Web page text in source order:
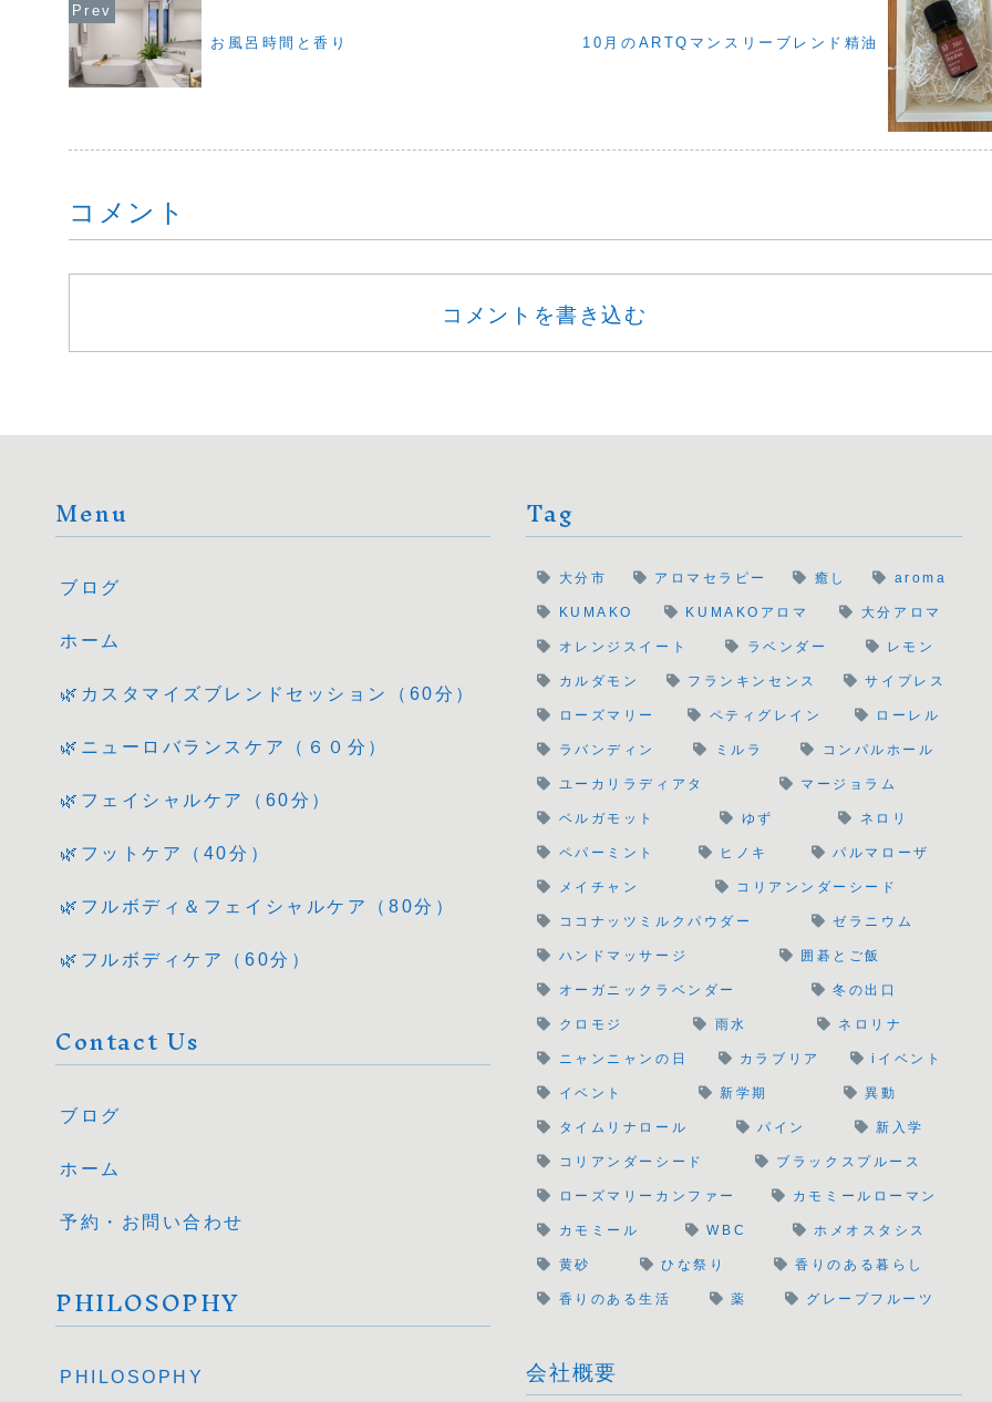
お風呂時間と香り 10月のARTQマンスリーブレンド精油
コメント
コメントを書き込む
Menu
ブログ
ホーム
🌿カスタマイズブレンドセッション（60分）
🌿ニューロバランスケア（６０分）
🌿フェイシャルケア（60分）
🌿フットケア（40分）
🌿フルボディ＆フェイシャルケア（80分）
🌿フルボディケア（60分）
Contact Us
ブログ
ホーム
予約・お問い合わせ
PHILOSOPHY
PHILOSOPHY
Tag
大分市 アロマセラピー 癒し aroma
KUMAKO KUMAKOアロマ 大分アロマ
オレンジスイート ラベンダー レモン
カルダモン フランキンセンス サイプレス
ローズマリー ペティグレイン ローレル
ラバンディン ミルラ コンパルホール
ユーカリラディアタ マージョラム
ベルガモット ゆず ネロリ
ペパーミント ヒノキ パルマローザ
メイチャン コリアンンダーシード
ココナッツミルクパウダー ゼラニウム
ハンドマッサージ 囲碁とご飯
オーガニックラベンダー 冬の出口
クロモジ 雨水 ネロリナ
ニャンニャンの日 カラブリア iイベント
イベント 新学期 異動
タイムリナロール パイン 新入学
コリアンダーシード ブラックスプルース
ローズマリーカンファー カモミールローマン
カモミール WBC ホメオスタシス
黄砂 ひな祭り 香りのある暮らし
香りのある生活 薬 グレープフルーツ
会社概要